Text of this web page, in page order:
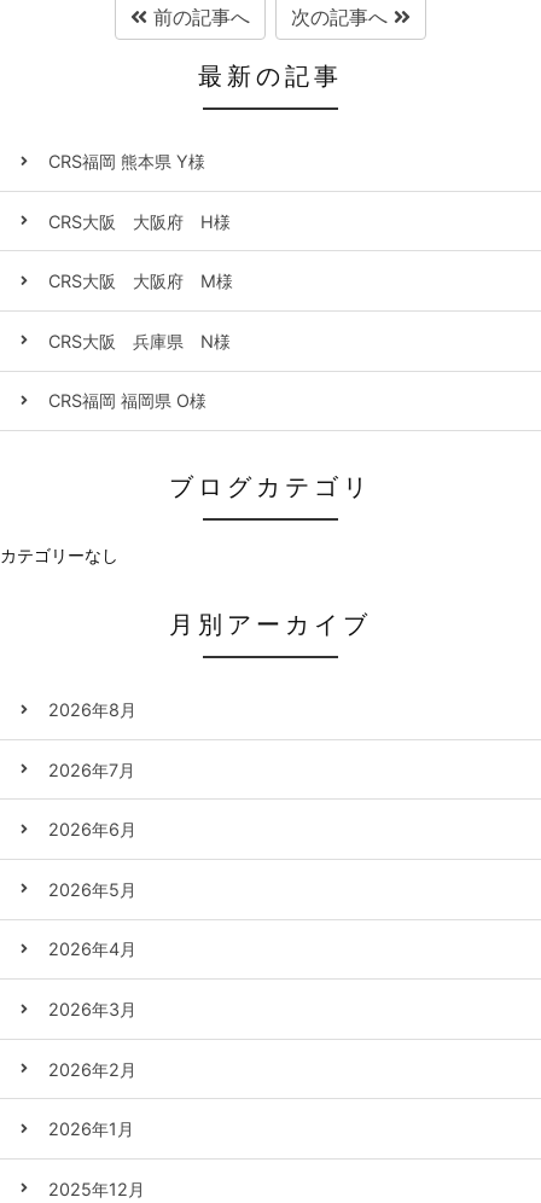
前の記事へ 次の記事へ
最新の記事
CRS福岡 熊本県 Y様
CRS大阪 大阪府 H様
CRS大阪 大阪府 M様
CRS大阪 兵庫県 N様
CRS福岡 福岡県 O様
ブログカテゴリ
カテゴリーなし
月別アーカイブ
2026年8月
2026年7月
2026年6月
2026年5月
2026年4月
2026年3月
2026年2月
2026年1月
2025年12月